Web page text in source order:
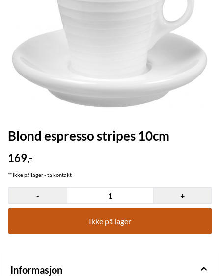
Blond espresso stripes 10cm
169,-
** Ikke på lager - ta kontakt
- +
Ikke på lager
Informasjon